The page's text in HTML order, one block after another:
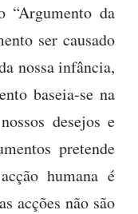
“Argumento da
ser causado
nossa infância,
baseia-se na
desejos e
pretende
humana é
acções não são